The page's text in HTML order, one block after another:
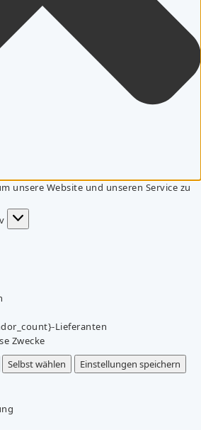
unsere Website und unseren Service zu
Lieferanten
Zwecke
Selbst wählen
Einstellungen speichern